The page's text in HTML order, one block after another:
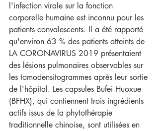
l'infection virale sur la fonction
corporelle humaine est inconnu pour les
patients convalescents. Il a été rapporté
qu'environ 63 % des patients atteints de
LA CORONAVIRUS 2019 présentaient
des lésions pulmonaires observables sur
les tomodensitogrammes après leur sortie
de l'hôpital. Les capsules Bufei Huoxue
(BFHX), qui contiennent trois ingrédients
actifs issus de la phytothérapie
traditionnelle chinoise, sont utilisées en